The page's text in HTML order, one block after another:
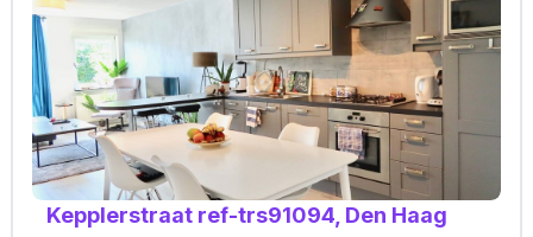
Kepplerstraat ref-trs91094, Den Haag